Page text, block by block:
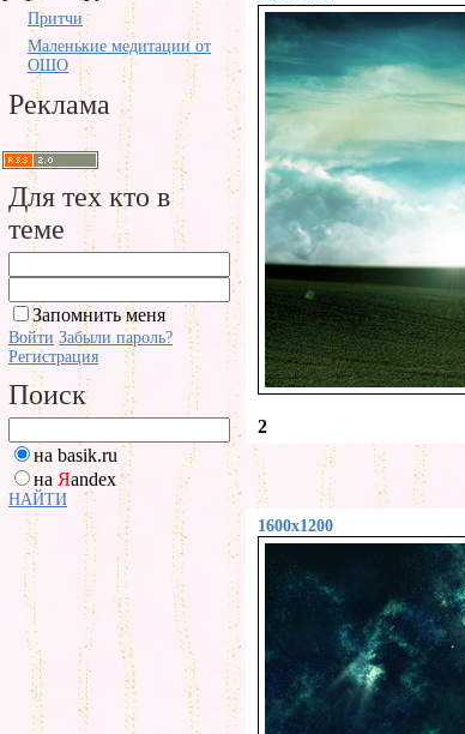
Притчи
Маленькие медитации от
ОШО
Реклама
Для тех кто в
теме
Запомнить меня
Войти Забыли пароль?
Регистрация
Поиск
на basik.ru
на Яandex
НАЙТИ
2
1600x1200